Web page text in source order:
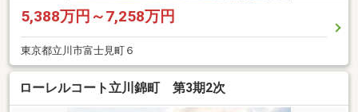
5,388万円～7,258万円
東京都立川市富士見町６
ローレルコート立川錦町 第3期2次